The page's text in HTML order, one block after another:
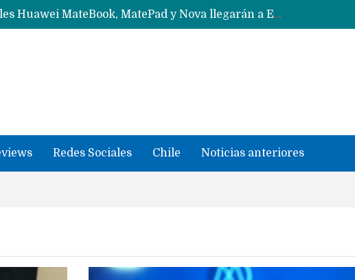
Solo China o Global: Cuáles Huawei MateBook, MatePad y Nova llegarán a Europa y LATAM?
Data Centers de Huawei en Chile, México, Brasil,Perú y Argentina podrían verse afectados por arremetida de EE.UU
Redes Sociales Chile Noticias anteriores